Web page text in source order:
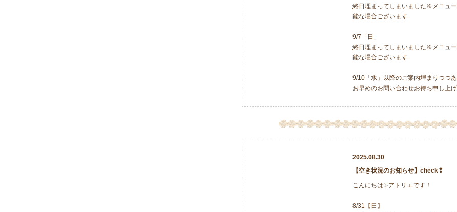
終日埋まってしまいました※メニュ
能な場合ございます
9/7「日」
終日埋まってしまいました※メニュ
能な場合ございます
9/10「水」以降のご案内埋まりつつ
お早めのお問い合わせお待ち申し上
2025.08.30
【空き状況のお知らせ】check❢
こんにちは✨アトリエです！
8/31【日】